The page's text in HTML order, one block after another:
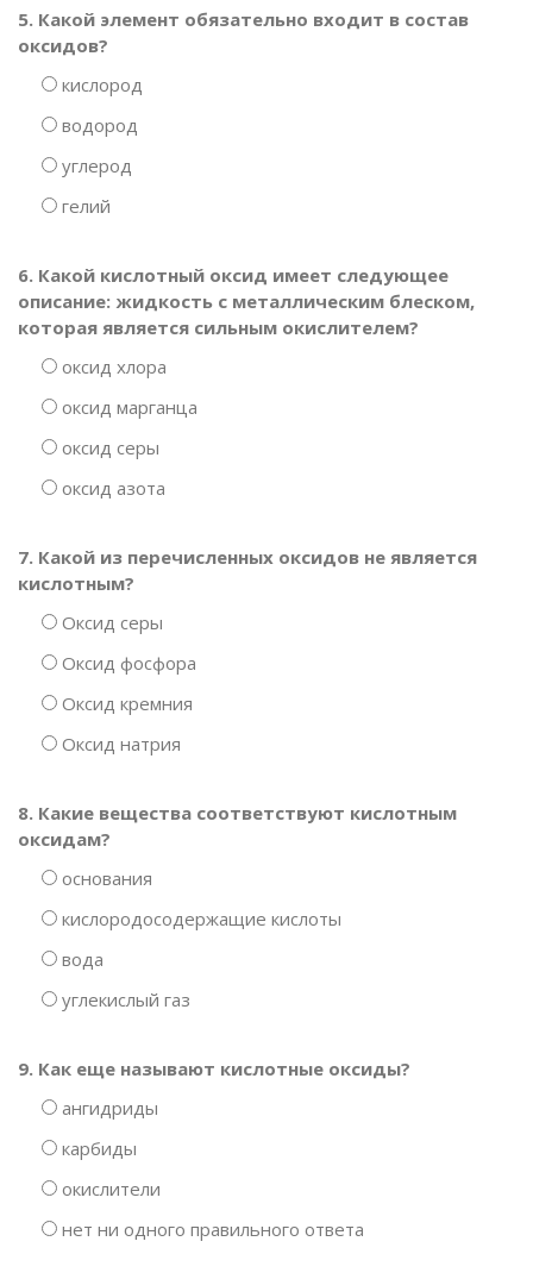
5. Какой элемент обязательно входит в состав
оксидов?
кислород
водород
углерод
гелий
6. Какой кислотный оксид имеет следующее
описание: жидкость с металлическим блеском,
которая является сильным окислителем?
оксид хлора
оксид марганца
оксид серы
оксид азота
7. Какой из перечисленных оксидов не является
кислотным?
Оксид серы
Оксид фосфора
Оксид кремния
Оксид натрия
8. Какие вещества соответствуют кислотным
оксидам?
основания
кислородосодержащие кислоты
вода
углекислый газ
9. Как еще называют кислотные оксиды?
ангидриды
карбиды
окислители
нет ни одного правильного ответа